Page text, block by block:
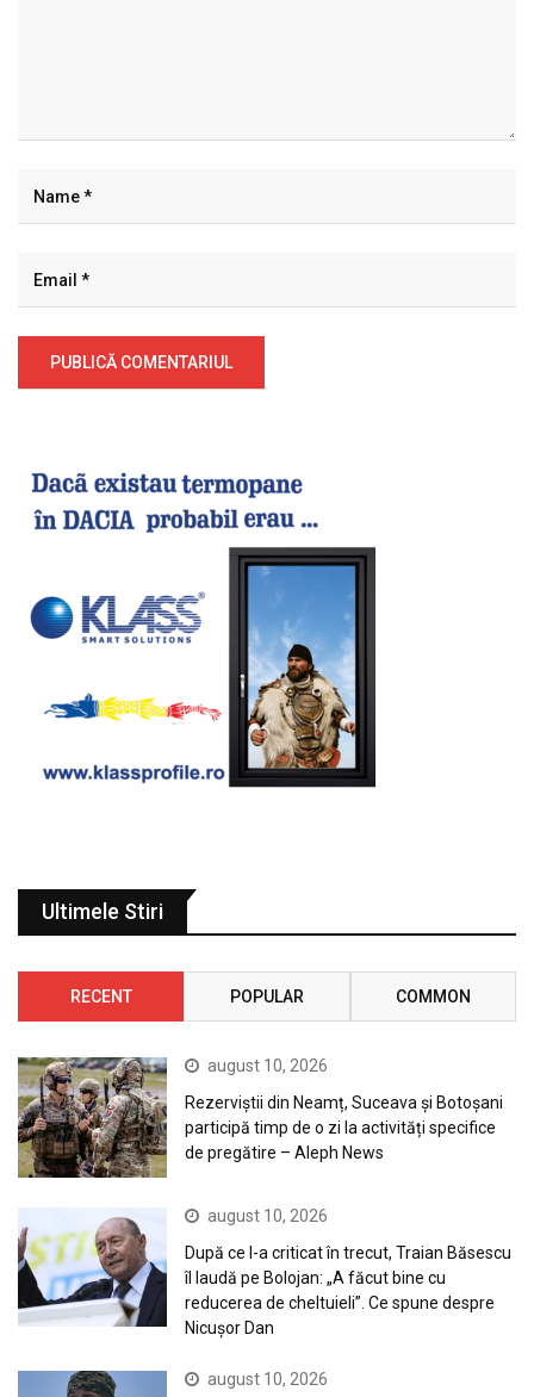
Ultimele Stiri
RECENT POPULAR COMMON
august 10, 2026
Rezerviștii din Neamț, Suceava și Botoșani
participă timp de o zi la activități specifice
de pregătire – Aleph News
august 10, 2026
După ce l-a criticat în trecut, Traian Băsescu
îl laudă pe Bolojan: „A făcut bine cu
reducerea de cheltuieli”. Ce spune despre
Nicușor Dan
august 10, 2026